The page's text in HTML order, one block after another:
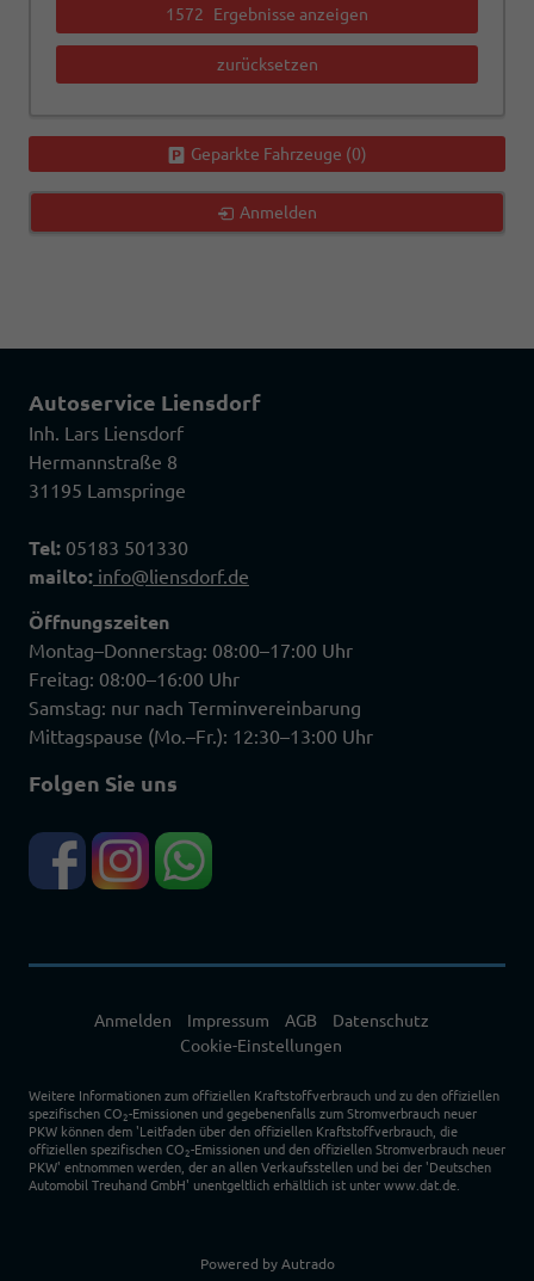
1572 Ergebnisse anzeigen
zurücksetzen
Geparkte Fahrzeuge (0)
Anmelden
Autoservice Liensdorf
Inh. Lars Liensdorf
Hermannstraße 8
31195 Lamspringe
Tel: 05183 501330
mailto: info@liensdorf.de
Öffnungszeiten
Montag–Donnerstag: 08:00–17:00 Uhr
Freitag: 08:00–16:00 Uhr
Samstag: nur nach Terminvereinbarung
Mittagspause (Mo.–Fr.): 12:30–13:00 Uhr
Folgen Sie uns
Anmelden Impressum AGB
Datenschutz
Cookie-Einstellungen
Weitere Informationen zum offiziellen Kraftstoffverbrauch und zu den offiziellen
spezifischen CO2-Emissionen und gegebenenfalls zum Stromverbrauch neuer
PKW können dem 'Leitfaden über den offiziellen Kraftstoffverbrauch, die
offiziellen spezifischen CO2-Emissionen und den offiziellen Stromverbrauch neuer
PKW' entnommen werden, der an allen Verkaufsstellen und bei der 'Deutschen
Automobil Treuhand GmbH' unentgeltlich erhältlich ist unter www.dat.de.
Powered by Autrado